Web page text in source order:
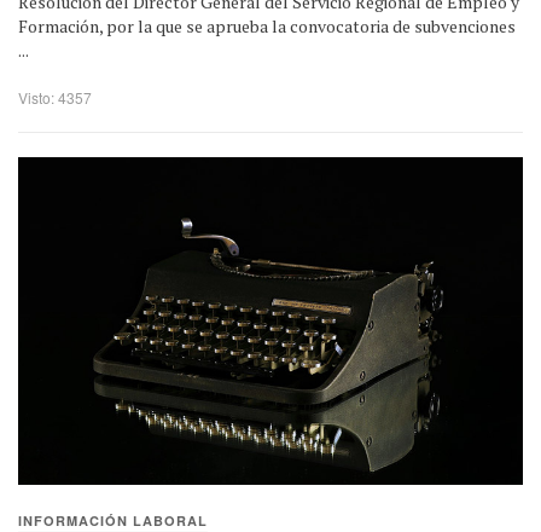
Formación, por la que se aprueba la convocatoria de subvenciones
...
Visto: 4357
INFORMACIÓN LABORAL